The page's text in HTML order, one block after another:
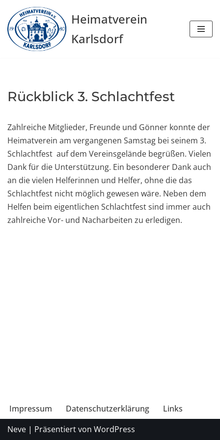
Zum
Inhalt
springen
Heimatverein
Karlsdorf
Rückblick 3. Schlachtfest
Zahlreiche Mitglieder, Freunde und Gönner konnte der
Heimatverein am vergangenen Samstag bei seinem 3.
Schlachtfest auf dem Vereinsgelände begrüßen. Vielen
Dank für die Unterstützung. Ein besonderer Dank auch
an die vielen Helferinnen und Helfer, ohne die das
Schlachtfest nicht möglich gewesen wäre. Neben dem
Helfen beim eigentlichen Schlachtfest sind immer auch
zahlreiche Vor- und Nacharbeiten zu erledigen.
Impressum Datenschutzerklärung
Links
Neve | Präsentiert von WordPress